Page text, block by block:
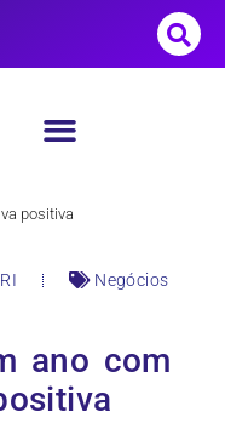
positiva
Negócios
ano com